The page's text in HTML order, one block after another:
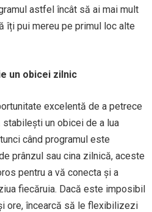
astfel încât să ai mai mult
îți pui mereu pe primul loc alte
un obicei zilnic
excelentă de a petrece
un obicei de a lua
când programul este
prânzul sau cina zilnică, aceste
pentru a vă conecta și a
fiecăruia. Dacă este imposibil
ore, încearcă să le flexibilizezi